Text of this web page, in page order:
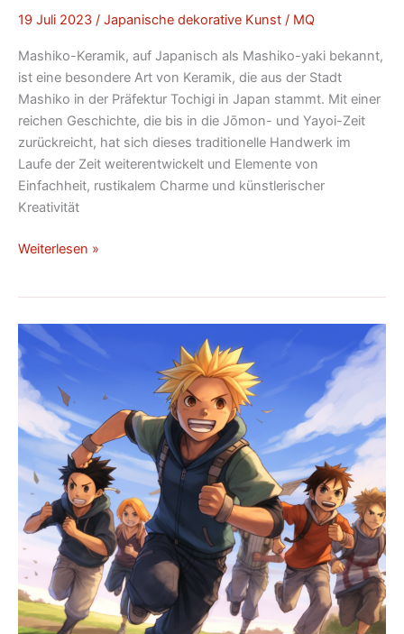
19 Juli 2023 / Japanische dekorative Kunst / MQ
Mashiko-Keramik, auf Japanisch als Mashiko-yaki bekannt,
ist eine besondere Art von Keramik, die aus der Stadt
Mashiko in der Präfektur Tochigi in Japan stammt. Mit einer
reichen Geschichte, die bis in die Jōmon- und Yayoi-Zeit
zurückreicht, hat sich dieses traditionelle Handwerk im
Laufe der Zeit weiterentwickelt und Elemente von
Einfachheit, rustikalem Charme und künstlerischer
Kreativität
Weiterlesen »
Die
20
besten
japanischen
Animes
aller
Zeiten:
Eine
Liste,
die
man
gesehen
haben
muss